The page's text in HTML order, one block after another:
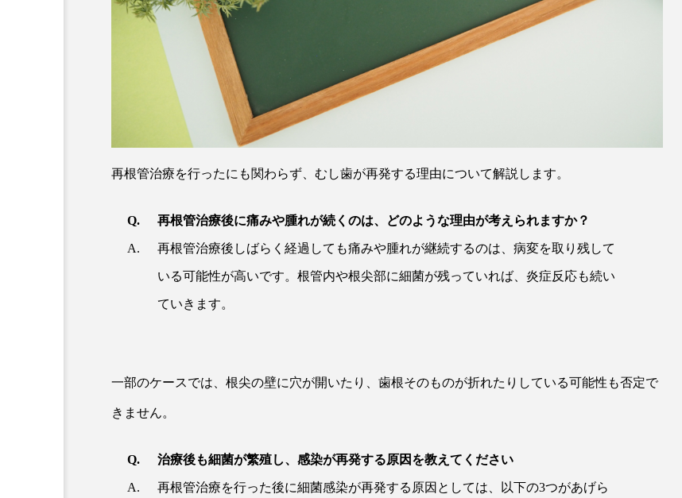
再根管治療を行ったにも関わらず、むし歯が再発する理由について解説します。
再根管治療後に痛みや腫れが続くのは、どのような理由が考えられますか？
再根管治療後しばらく経過しても痛みや腫れが継続するのは、病変を取り残して
いる可能性が高いです。根管内や根尖部に細菌が残っていれば、炎症反応も続い
ていきます。
一部のケースでは、根尖の壁に穴が開いたり、歯根そのものが折れたりしている可能性も否定で
きません。
治療後も細菌が繁殖し、感染が再発する原因を教えてください
再根管治療を行った後に細菌感染が再発する原因としては、以下の3つがあげら